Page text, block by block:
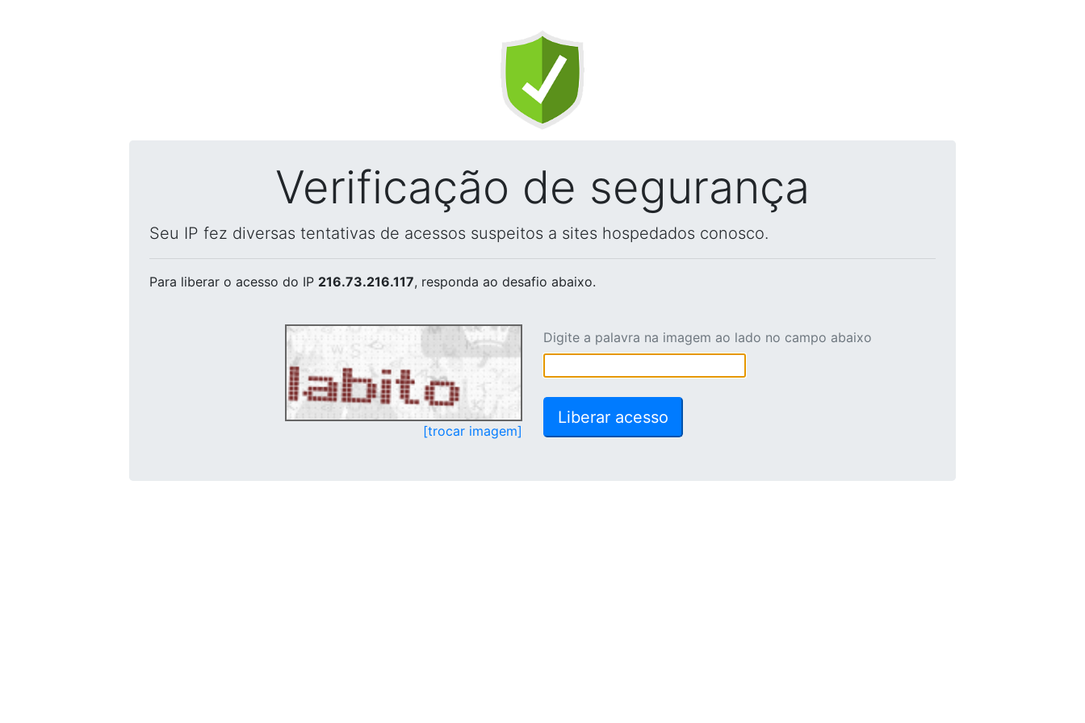
Verificação de segurança
Seu IP fez diversas tentativas de acessos suspeitos a sites hospedados conosco.
Para liberar o acesso do IP 216.73.216.117, responda ao desafio abaixo.
[trocar imagem]
Digite a palavra na imagem ao lado no campo abaixo